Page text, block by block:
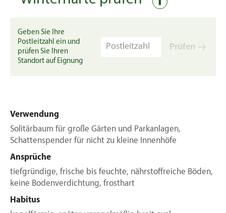
Geben Sie Ihre
Postleitzahl ein und
prüfen Sie Ihren
Standort auf Eignung
Prüfen
Verwendung
Solitärbaum für große Gärten und Parkanlagen,
Schattenspender für nicht zu kleine Innenhöfe
Ansprüche
tiefgründige, frische bis feuchte, nährstoffreiche Böden,
keine Bodenverdichtung, frosthart
Habitus